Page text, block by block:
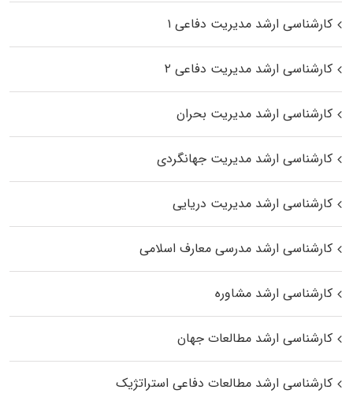
کارشناسی ارشد مدیریت دفاعی ۱
کارشناسی ارشد مدیریت دفاعی ۲
کارشناسی ارشد مدیریت بحران
کارشناسی ارشد مدیریت جهانگردی
کارشناسی ارشد مدیریت دریایی
کارشناسی ارشد مدرسی معارف اسلامی
کارشناسی ارشد مشاوره
کارشناسی ارشد مطالعات جهان
کارشناسی ارشد مطالعات دفاعی استراتژیک